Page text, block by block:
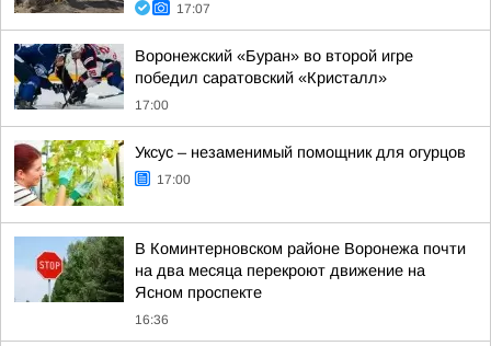
17:07
Воронежский «Буран» во второй игре
победил саратовский «Кристалл»
17:00
Уксус – незаменимый помощник для огурцов
17:00
В Коминтерновском районе Воронежа почти
на два месяца перекроют движение на
Ясном проспекте
16:36